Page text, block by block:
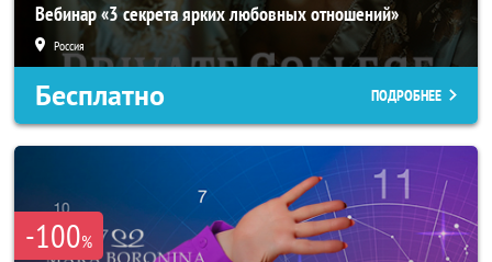
Вебинар «3 секрета ярких любовных отношений»
Россия
Бесплатно ПОДРОБНЕЕ
-100%